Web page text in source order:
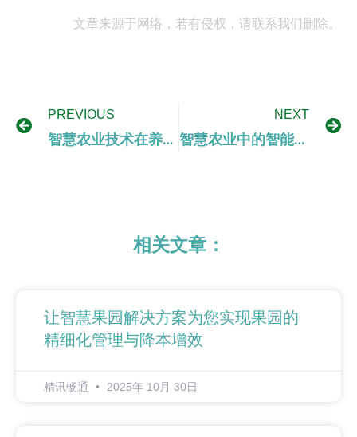
文章来源于网络，若有侵权，请联系我们删除。
PREVIOUS
智慧农业技术在养殖管理与畜禽健康监测中的应用与优势
NEXT
智慧农业中的智能摄像技术在农作物生长监测中的应用研究
相关文章：
让智慧果园解决方案为您实现果园的
精细化管理与降本增效
精讯畅通 2025年 10月 30日